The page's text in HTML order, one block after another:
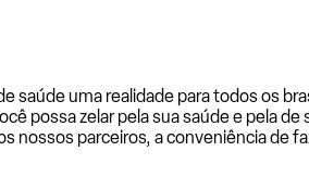
saúde uma realidade para todos os
possa zelar pela sua saúde e pela
nossos parceiros, a conveniência